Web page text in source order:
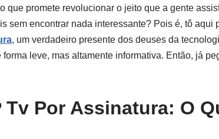
que promete revolucionar o jeito que a gente
sem encontrar nada interessante? Pois é, tô aqui
, um verdadeiro presente dos deuses da
leve, mas altamente informativa. Então, já
Tv Por Assinatura: O